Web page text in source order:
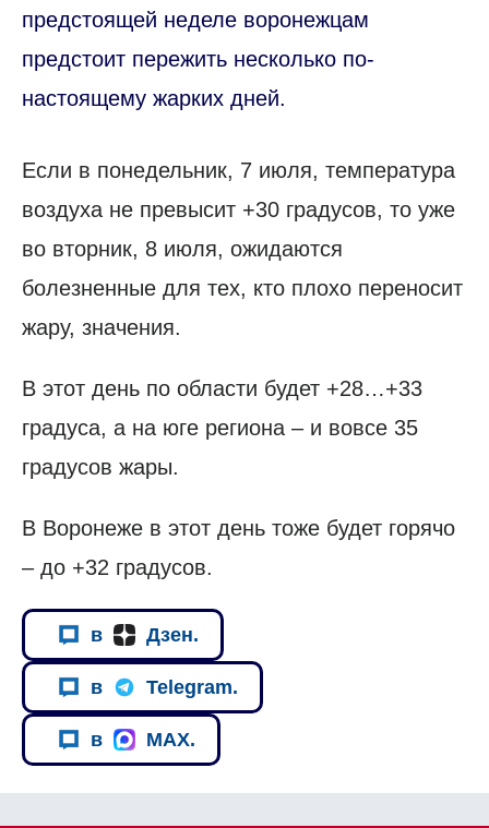
предстоящей неделе воронежцам
предстоит пережить несколько по-
настоящему жарких дней.
Если в понедельник, 7 июля, температура
воздуха не превысит +30 градусов, то уже
во вторник, 8 июля, ожидаются
болезненные для тех, кто плохо переносит
жару, значения.
В этот день по области будет +28…+33
градуса, а на юге региона – и вовсе 35
градусов жары.
В Воронеже в этот день тоже будет горячо
– до +32 градусов.
в Дзен.
в Telegram.
в MAX.